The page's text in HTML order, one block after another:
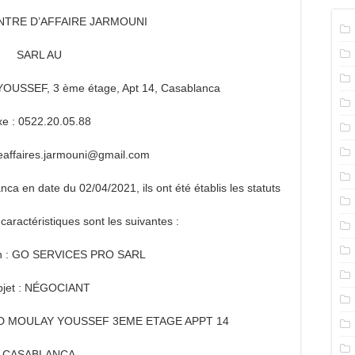
D’AFFAIRE JARMOUNI
SARL AU
3 ème étage, Apt 14, Casablanca
: 0522.20.05.88
en date du 02/04/2021, ils ont été établis les statuts
sont les suivantes :
GO SERVICES PRO SARL
: NÉGOCIANT
YOUSSEF 3EME ETAGE APPT 14